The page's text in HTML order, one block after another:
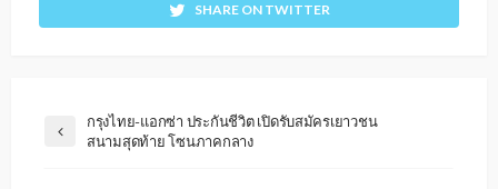
SHARE ON TWITTER
กรุงไทย-แอกซ่า ประกันชีวิต เปิดรับสมัครเยาวชน
สนามสุดท้าย โซนภาคกลาง